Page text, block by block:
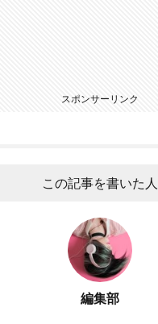
スポンサーリンク
この記事を書いた人
編集部